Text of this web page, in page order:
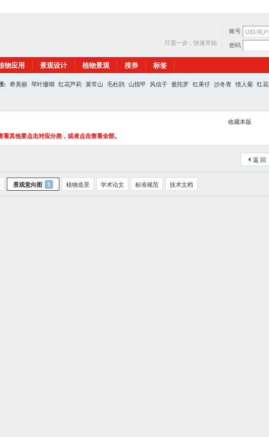
账号
密码
只需一步，快速开始
物应用 景观设计 植物景观 搜券 标签
: 希美丽 琴叶珊瑚 红花芦莉 黄常山 毛杜鹃 山指甲 风信子 曼陀罗 红果仔 沙冬青 情人菊 红花
收藏本版
其他要点击对应分类，或者点击查看全部。
返 回
景观意向图 1 植物造景 学术论文 标准规范 技术文档